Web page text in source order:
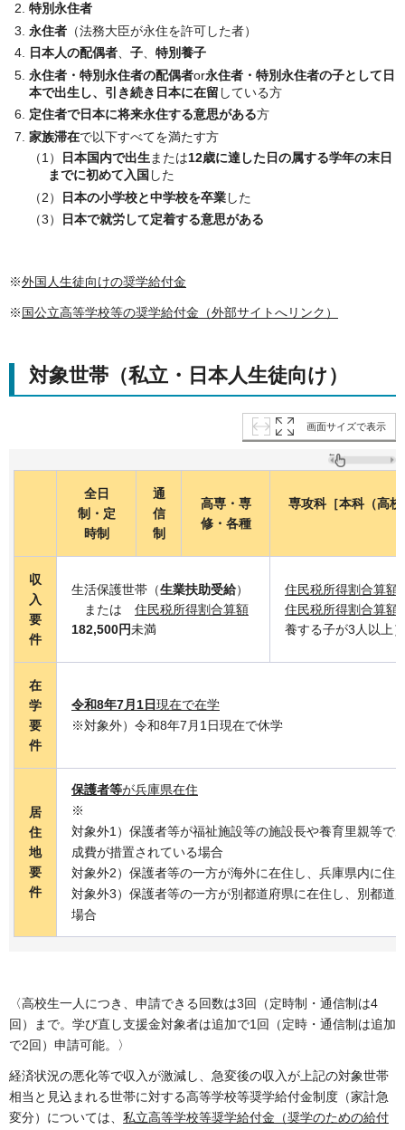
特別永住者
永住者 （法務大臣が永住を許可した者）
日本人の配偶者、 子、 特別養子
永住者・特別永住者の配偶者or永住者・特別永住者の子として日
本で出生し、引き続き日本に在留 している方
定住者で日本に将来永住する意思がある方
家族滞在で以下すべてを満たす方
（1）
日本国内で出生または12歳に達した日の属する学年の末日
までに初めて入国 した
（2）
日本の小学校と中学校を卒業した
（3）
日本で就労して定着する意思がある
※外国人生徒向けの奨学給付金
※ 国公立高等学校等の奨学給付金（外部サイトへリンク）
対象世帯（私立・日本人生徒向け）
画面サイズで表示
全日
制・定
時制
通
信
制
高専・専
修・各種
専攻科［本科（高
収
入
要
件
生活保護世帯（生業扶助受給）
または 住民税所得割合算額
182,500円未満
住民税所得割合算額
住民税所得割合算額
養する子が3人以上）
在
学
要
件
令和8年7月1日現在で在学
※対象外）令和8年7月1日現在で休学
居
住
地
要
件
保護者等が兵庫県在住
※
対象外1）保護者等が福祉施設等の施設長や養育里親等で
成費が措置されている場合
対象外2）保護者等の一方が海外に在住し、兵庫県内に住
対象外3）保護者等の一方が別都道府県に在住し、別都道
場合
〈高校生一人につき、申請できる回数は3回（定時制・通信制は4
回）まで。学び直し支援金対象者は追加で1回（定時・通信制は追加
で2回）申請可能。〉
経済状況の悪化等で収入が激減し、急変後の収入が上記の対象世帯
相当と見込まれる世帯に対する高等学校等奨学給付金制度（家計急
変分）については、 私立高等学校等奨学給付金（奨学のための給付